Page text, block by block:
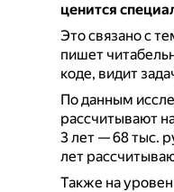
ценится
Это связано с
пишет
коде, видит
По данным
рассчитывают
3 лет — 68 тыс.
лет
Также на